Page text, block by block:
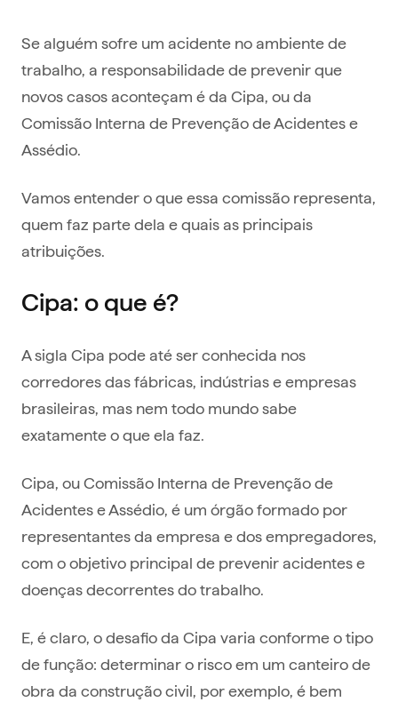
Se alguém sofre um acidente no ambiente de
trabalho, a responsabilidade de prevenir que
novos casos aconteçam é da Cipa, ou da
Comissão Interna de Prevenção de Acidentes e
Assédio.
Vamos entender o que essa comissão representa,
quem faz parte dela e quais as principais
atribuições.
Cipa: o que é?
A sigla Cipa pode até ser conhecida nos
corredores das fábricas, indústrias e empresas
brasileiras, mas nem todo mundo sabe
exatamente o que ela faz.
Cipa, ou Comissão Interna de Prevenção de
Acidentes e Assédio, é um órgão formado por
representantes da empresa e dos empregadores,
com o objetivo principal de prevenir acidentes e
doenças decorrentes do trabalho.
E, é claro, o desafio da Cipa varia conforme o tipo
de função: determinar o risco em um canteiro de
obra da construção civil, por exemplo, é bem